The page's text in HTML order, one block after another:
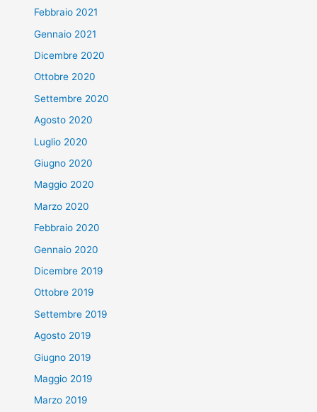
Febbraio 2021
Gennaio 2021
Dicembre 2020
Ottobre 2020
Settembre 2020
Agosto 2020
Luglio 2020
Giugno 2020
Maggio 2020
Marzo 2020
Febbraio 2020
Gennaio 2020
Dicembre 2019
Ottobre 2019
Settembre 2019
Agosto 2019
Giugno 2019
Maggio 2019
Marzo 2019